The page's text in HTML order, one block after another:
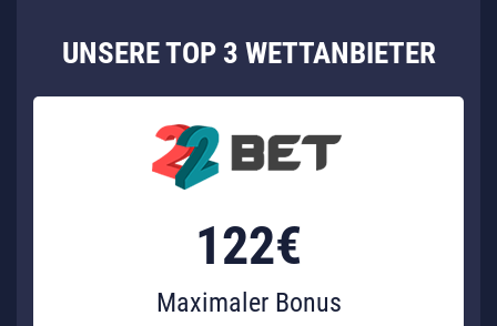
UNSERETOP 3 WETTANBIETER
122€
Maximaler Bonus